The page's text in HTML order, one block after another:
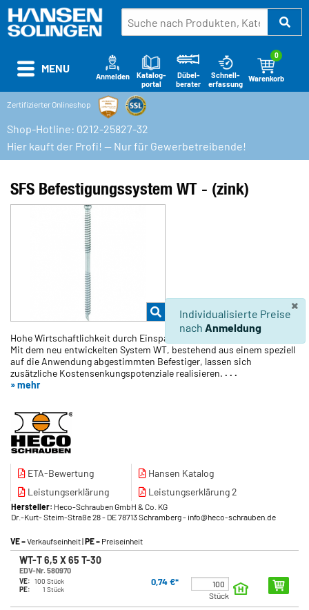
Warenkorb
0
Schnell-
erfassung
Dübel-
berater
Katalog-
portal
Anmelden
Zertifizierter Onlineshop
Shop-Hotline: 0212-25827-32
Hier kauft der Profi! — Nur für Gewerbetreibende!
MENU
SFS Befestigungssystem WT - (zink)
Hohe Wirtschaftlichkeit durch Einsparung von Arbeitsgängen.
Mit dem neu entwickelten System WT, bestehend aus einem speziell
auf die Anwendung abgestimmten Befestiger, lassen sich
zusätzliche Kostensenkungspotenziale realisieren. . . .
» mehr
ETA-Bewertung
Hansen Katalog
Leistungserklärung
Leistungserklärung 2
Hersteller: Heco-Schrauben GmbH & Co. KG
Dr.-Kurt- Steim-Straße 28- DE 78713 Schramberg- info@heco-schrauben.de
VE= Verkaufseinheit |PE= Preiseinheit
WT-T 6,5 X 65 T-30
EDV-Nr. 580970
VE:
100 Stück
PE:
1 Stück
0,74 €*
Stück
×
Individualisierte Preise
nach Anmeldung